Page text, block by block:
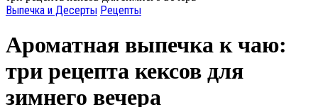
Выпечка и Десерты Рецепты
Ароматная выпечка к чаю:
три рецепта кексов для
зимнего вечера